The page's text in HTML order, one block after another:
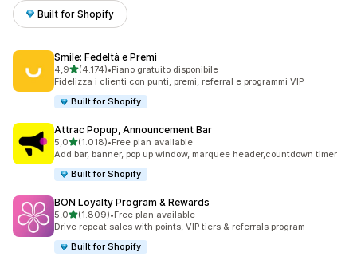
Built for Shopify
Smile: Fedeltà e Premi
4,9stelle su 5
(4.174)
4174 recensioni totali
•Piano gratuito disponibile
Fidelizza i clienti con punti, premi, referral e programmi VIP
Built for Shopify
Attrac Popup, Announcement Bar
5,0stelle su 5
(1.018)
1018 recensioni totali
•Free plan available
Add bar, banner, pop up window, marquee header,countdown timer
Built for Shopify
BON Loyalty Program & Rewards
5,0stelle su 5
(1.809)
1809 recensioni totali
•Free plan available
Drive repeat sales with points, VIP tiers & referrals program
Built for Shopify